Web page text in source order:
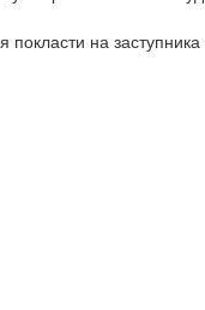
на
А.П.
голови